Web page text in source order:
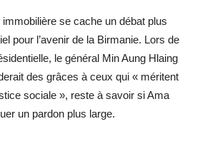
se cache un débat plus
pour l’avenir de la Birmanie. Lors de
le général Min Aung Hlaing
des grâces à ceux qui « méritent
sociale », reste à savoir si Ama
un pardon plus large.